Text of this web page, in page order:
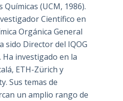
Químicas (UCM, 1986).
Científico en
Orgánica General
sido Director del IQOG
Ha investigado en la
ETH-Zürich y
Sus temas de
un amplio rango de